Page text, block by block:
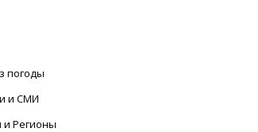
погоды
и СМИ
Регионы